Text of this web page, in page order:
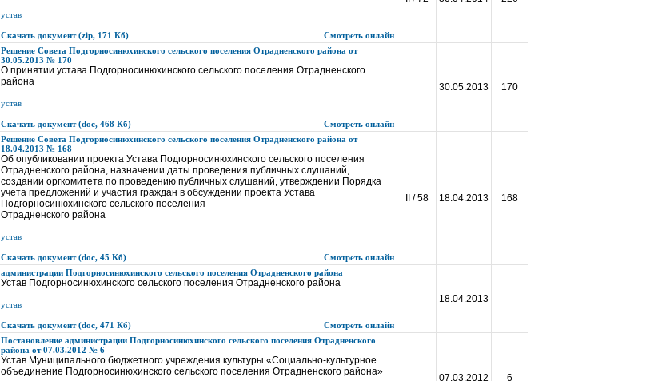
устав
Скачать документ (zip, 171 Кб) Смотреть онлайн
Решение Совета Подгорносинюхинского сельского поселения Отрадненского района от
30.05.2013 № 170
О принятии устава Подгорносинюхинского сельского поселения Отрадненского
района
устав
Скачать документ (doc, 468 Кб) Смотреть онлайн
30.05.2013 170
Решение Совета Подгорносинюхинского сельского поселения Отрадненского района от
18.04.2013 № 168
Об опубликовании проекта Устава Подгорносинюхинского сельского поселения
Отрадненского района, назначении даты проведения публичных слушаний,
создании оргкомитета по проведению публичных слушаний, утверждении Порядка
учета предложений и участия граждан в обсуждении проекта Устава
Подгорносинюхинского сельского поселения
Отрадненского района
устав
Скачать документ (doc, 45 Кб) Смотреть онлайн
II / 58 18.04.2013 168
администрации Подгорносинюхинского сельского поселения Отрадненского района
Устав Подгорносинюхинского сельского поселения Отрадненского района
устав
Скачать документ (doc, 471 Кб) Смотреть онлайн
18.04.2013
Постановление администрации Подгорносинюхинского сельского поселения Отрадненского
района от 07.03.2012 № 6
Устав Муниципального бюджетного учреждения культуры «Социально-культурное
объединение Подгорносинюхинского сельского поселения Отрадненского района»
07.03.2012 6